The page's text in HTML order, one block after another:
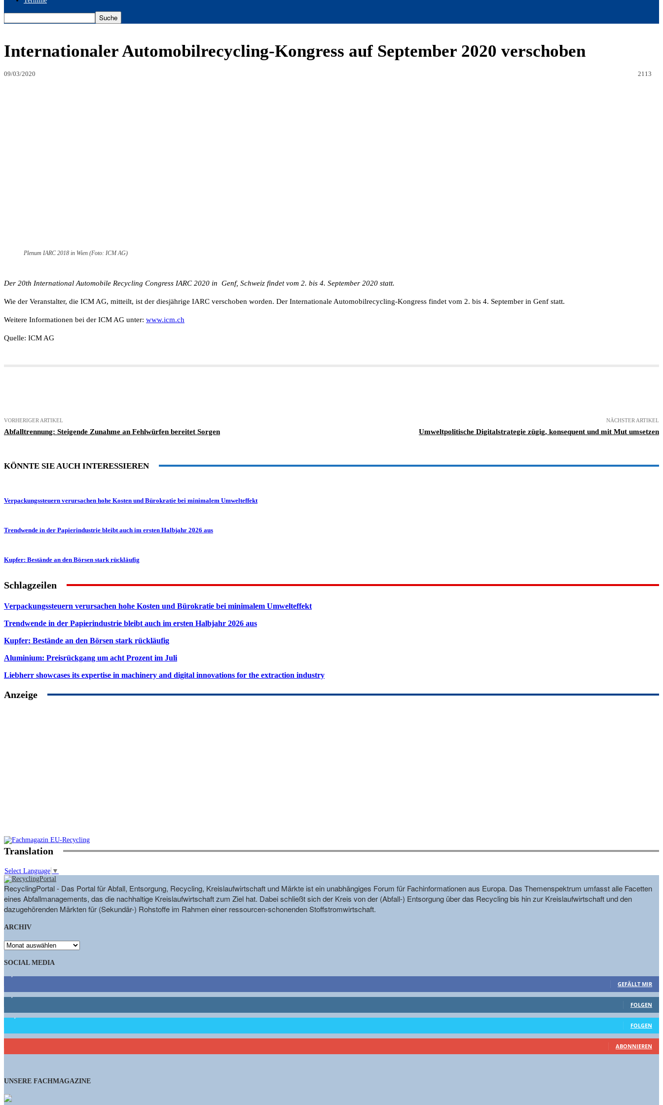
Internationaler Automobilrecycling-Kongress auf September 2020 verschoben
09/03/2020 2113
Plenum IARC 2018 in Wien (Foto: ICM AG)
Der 20th International Automobile Recycling Congress IARC 2020 in Genf, Schweiz findet vom 2. bis 4. September 2020 statt.
Wie der Veranstalter, die ICM AG, mitteilt, ist der diesjährige IARC verschoben worden. Der Internationale Automobilrecycling-Kongress findet vom 2. bis 4. September in Genf statt.
Weitere Informationen bei der ICM AG unter: www.icm.ch
Quelle: ICM AG
VORHERIGER ARTIKEL
Abfalltrennung: Steigende Zunahme an Fehlwürfen bereitet Sorgen
NÄCHSTER ARTIKEL
Umweltpolitische Digitalstrategie zügig, konsequent und mit Mut umsetzen
KÖNNTE SIE AUCH INTERESSIEREN
Verpackungssteuern verursachen hohe Kosten und Bürokratie bei minimalem Umwelteffekt
Trendwende in der Papierindustrie bleibt auch im ersten Halbjahr 2026 aus
Kupfer: Bestände an den Börsen stark rückläufig
Schlagzeilen
Verpackungssteuern verursachen hohe Kosten und Bürokratie bei minimalem Umwelteffekt
Trendwende in der Papierindustrie bleibt auch im ersten Halbjahr 2026 aus
Kupfer: Bestände an den Börsen stark rückläufig
Aluminium: Preisrückgang um acht Prozent im Juli
Liebherr showcases its expertise in machinery and digital innovations for the extraction industry
Anzeige
Translation
Select Language ▼
RecyclingPortal - Das Portal für Abfall, Entsorgung, Recycling, Kreislaufwirtschaft und Märkte ist ein unabhängiges Forum für Fachinformationen aus Europa. Das Themenspektrum umfasst alle Facetten
eines Abfallmanagements, das die nachhaltige Kreislaufwirtschaft zum Ziel hat. Dabei schließt sich der Kreis von der (Abfall-) Entsorgung über das Recycling bis hin zur Kreislaufwirtschaft und den
dazugehörenden Märkten für (Sekundär-) Rohstoffe im Rahmen einer ressourcen-schonenden Stoffstromwirtschaft.
ARCHIV
ARCHIV
SOCIAL MEDIA
GEFÄLLT MIR
1,662 Follower
FOLGEN
15,658 Follower
FOLGEN
460 Abonnenten
ABONNIEREN
UNSERE FACHMAGAZINE